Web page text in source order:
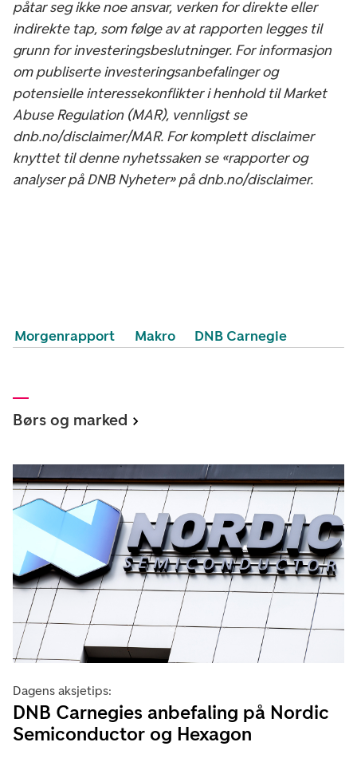
påtar seg ikke noe ansvar, verken for direkte eller
indirekte tap, som følge av at rapporten legges til
grunn for investeringsbeslutninger. For informasjon
om publiserte investeringsanbefalinger og
potensielle interessekonflikter i henhold til Market
Abuse Regulation (MAR), vennligst se
dnb.no/disclaimer/MAR. For komplett disclaimer
knyttet til denne nyhetssaken se «rapporter og
analyser på DNB Nyheter» på dnb.no/disclaimer.
Morgenrapport Makro DNB Carnegie
Børs og marked
Dagens aksjetips:
DNB Carnegies anbefaling på Nordic
Semiconductor og Hexagon